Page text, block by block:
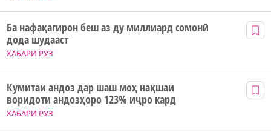
ХАБАРИ РӮЗ
Ба нафақагирон беш аз ду миллиард сомонӣ
дода шудааст
ХАБАРИ РӮЗ
Кумитаи андоз дар шаш моҳ нақшаи
воридоти андозҳоро 123% иҷро кард